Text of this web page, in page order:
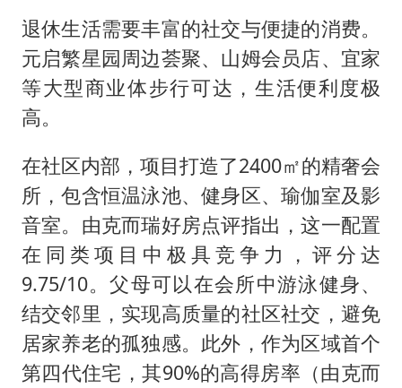
退休生活需要丰富的社交与便捷的消费。
元启繁星园周边荟聚、山姆会员店、宜家
等大型商业体步行可达，生活便利度极
高。
在社区内部，项目打造了2400㎡的精奢会
所，包含恒温泳池、健身区、瑜伽室及影
音室。由克而瑞好房点评指出，这一配置
在同类项目中极具竞争力，评分达
9.75/10。父母可以在会所中游泳健身、
结交邻里，实现高质量的社区社交，避免
居家养老的孤独感。此外，作为区域首个
第四代住宅，其90%的高得房率（由克而